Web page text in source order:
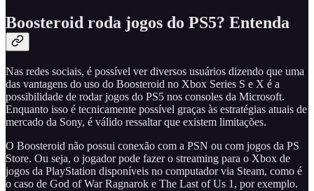
Boosteroid roda jogos do PS5? Entenda
Nas redes sociais, é possível ver diversos usuários dizendo que uma
das vantagens do uso do Boosteroid no Xbox Series S e X é a
possibilidade de rodar jogos do PS5 nos consoles da Microsoft.
Enquanto isso é tecnicamente possível graças às estratégias atuais de
mercado da Sony, é válido ressaltar que existem limitações.
O Boosteroid não possui conexão com a PSN ou com jogos da PS
Store. Ou seja, o jogador pode fazer o streaming para o Xbox de
jogos da PlayStation disponíveis no computador via Steam, como é
o caso de God of War Ragnarok e The Last of Us 1, por exemplo.